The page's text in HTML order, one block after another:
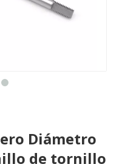
Diámetro
de tornillo